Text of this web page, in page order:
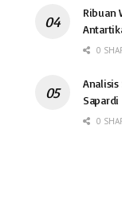
Ribuan
0
Analisis
0